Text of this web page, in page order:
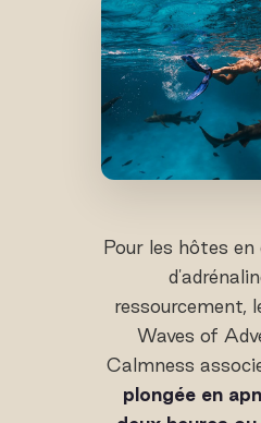
Pour les hôtes
ressourcement,
Waves of
Calmness
plongée en